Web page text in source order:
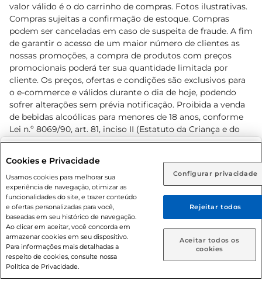
Rio de Janeiro (RJ) Goiás (GO)
Ou
Caso queira comprar online, informe como deseja receber
suas compras:
Entrega em casa Retire em Loja
valor válido é o do carrinho de compras. Fotos ilustrativas.
Compras sujeitas a confirmação de estoque. Compras
podem ser canceladas em caso de suspeita de fraude. A fim
de garantir o acesso de um maior número de clientes as
nossas promoções, a compra de produtos com preços
promocionais poderá ter sua quantidade limitada por
cliente. Os preços, ofertas e condições são exclusivos para
o e-commerce e válidos durante o dia de hoje, podendo
sofrer alterações sem prévia notificação. Proibida a venda
de bebidas alcoólicas para menores de 18 anos, conforme
Lei n.º 8069/90, art. 81, inciso II (Estatuto da Criança e do
Adolescente). Preços e condições exclusivos para o
prévio. O valor mínimo para as compras on-line é de R$
80,00.
© 2026 Copyright. Todos os direitos
reservados Prezunic.
Cookies e Privacidade
Usamos cookies para melhorar sua
experiência de navegação, otimizar as
funcionalidades do site, e trazer conteúdo
e ofertas personalizadas para você,
baseadas em seu histórico de navegação.
Ao clicar em aceitar, você concorda em
armazenar cookies em seu dispositivo.
Para informações mais detalhadas a
respeito de cookies, consulte nossa
Política de Privacidade.
Configurar privacidade
Rejeitar todos
Aceitar todos os
cookies